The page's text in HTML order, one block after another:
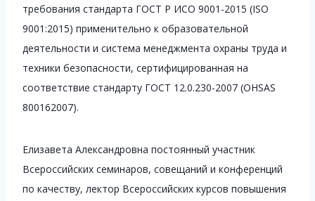
требования стандарта ГОСТ Р ИСО 9001-2015 (ISO
9001:2015) применительно к образовательной
деятельности и система менеджмента охраны труда и
техники безопасности, сертифицированная на
соответствие стандарту ГОСТ 12.0.230-2007 (OHSAS
800162007).
Елизавета Александровна постоянный участник
Всероссийских семинаров, совещаний и конференций
по качеству, лектор Всероссийских курсов повышения